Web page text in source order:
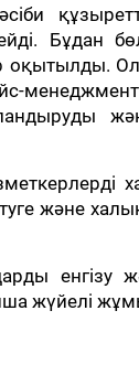
Бұдан
оқытылды.
және
енгізу
жүйелі